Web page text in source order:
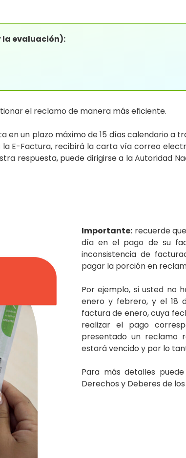
la evaluación):
el reclamo de manera más eficiente.
un plazo máximo de 15 días calendario a
E-Factura, recibirá la carta vía correo
respuesta, puede dirigirse a la Autoridad
Importante: recuerde
día en el pago de su
inconsistencia de
pagar la porción en
Por ejemplo, si usted no
enero y febrero, y el 18
factura de enero, cuya
realizar el pago
presentado un reclamo
estará vencido y por lo
Para más detalles
Derechos y Deberes de los